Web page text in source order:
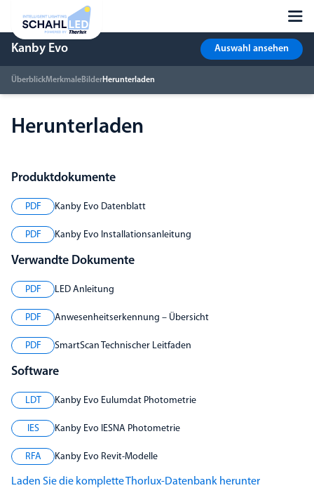
Kanby Evo
ÜberblickMerkmaleBilderHerunterladen
Auswahl ansehen
Herunterladen
Produktdokumente
PDF Kanby Evo Datenblatt
PDF Kanby Evo Installationsanleitung
Verwandte Dokumente
PDF LED Anleitung
PDF Anwesenheitserkennung – Übersicht
PDF SmartScan Technischer Leitfaden
Software
LDT Kanby Evo Eulumdat Photometrie
IES Kanby Evo IESNA Photometrie
RFA Kanby Evo Revit-Modelle
Laden Sie die komplette Thorlux-Datenbank herunter